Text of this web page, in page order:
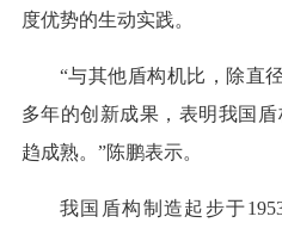
度优势的生动实践。
“与其他盾构机比，除直
多年的创新成果，表明我国
趋成熟。”陈鹏表示。
我国盾构制造起步于